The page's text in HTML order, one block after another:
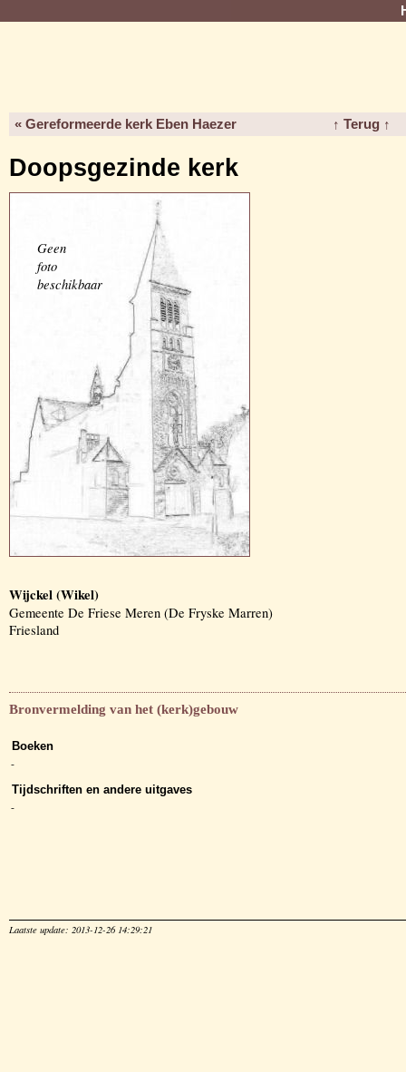
« Gereformeerde kerk Eben Haezer ↑ Terug ↑
Doopsgezinde kerk
Geen
foto
beschikbaar
Wijckel (Wikel)
Gemeente De Friese Meren (De Fryske Marren)
Friesland
Bronvermelding van het (kerk)gebouw
Boeken
-
Tijdschriften en andere uitgaves
-
Laatste update: 2013-12-26 14:29:21